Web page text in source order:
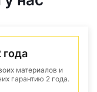
года
материалов и
гарантию 2 года.